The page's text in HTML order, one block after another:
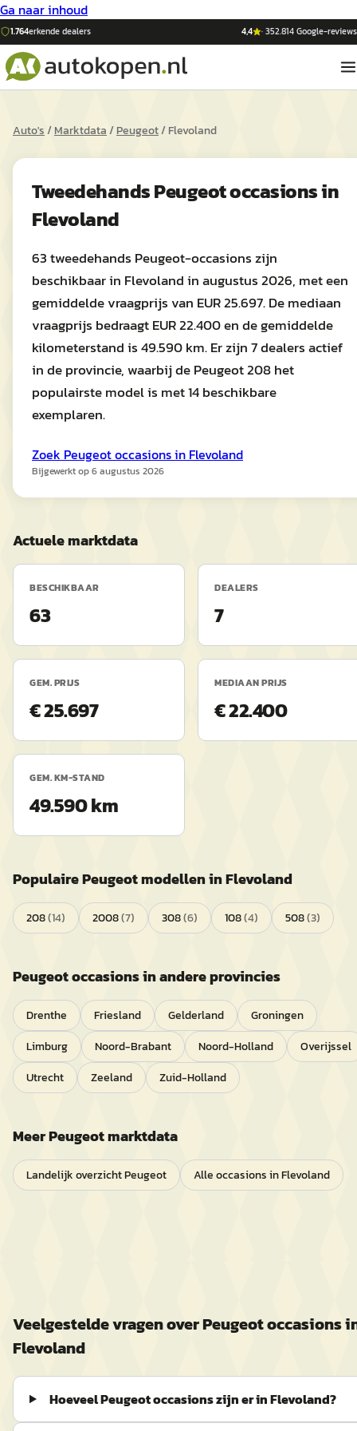
Ga naar inhoud
1.764erkende dealers 4,4 ·352.814Google-reviews
Auto's/Marktdata/Peugeot/Flevoland
TweedehandsPeugeotoccasions in
Flevoland
63 tweedehands Peugeot-occasions zijn
beschikbaar in Flevoland in augustus 2026, met een
gemiddelde vraagprijs van EUR 25.697. De mediaan
vraagprijs bedraagt EUR 22.400 en de gemiddelde
kilometerstand is 49.590 km. Er zijn 7 dealers actief
in de provincie, waarbij de Peugeot 208 het
populairste model is met 14 beschikbare
exemplaren.
Zoek Peugeotoccasions in Flevoland
Bijgewerkt op6 augustus 2026
Actuele marktdata
BESCHIKBAAR
63
DEALERS
7
GEM. PRIJS
€ 25.697
MEDIAAN PRIJS
€ 22.400
GEM. KM-STAND
49.590 km
PopulairePeugeotmodellen inFlevoland
208(14) 2008(7) 308(6) 108(4) 508(3)
Peugeotoccasions in andere provincies
Drenthe Friesland Gelderland
Groningen
Limburg
Noord-Brabant Noord-Holland
Overijssel
Utrecht
Zeeland Zuid-Holland
MeerPeugeotmarktdata
Landelijk overzichtPeugeot Alle occasions inFlevoland
Veelgestelde vragen overPeugeotoccasions
Flevoland
Hoeveel Peugeot occasions zijn er in Flevoland?